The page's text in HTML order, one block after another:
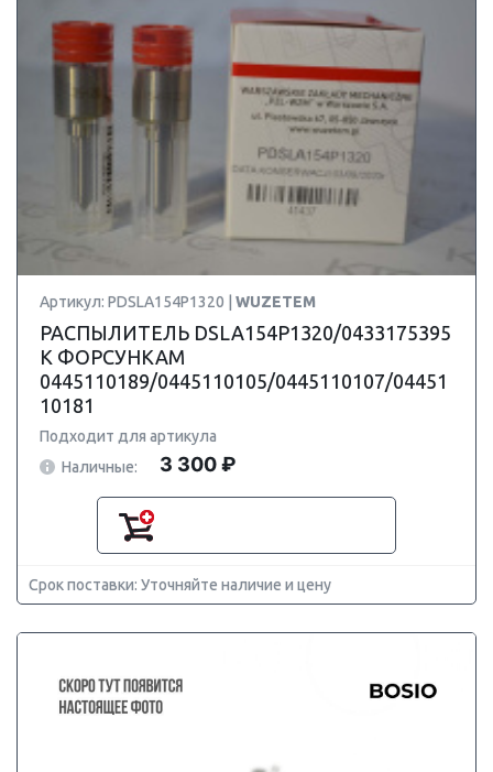
Артикул: PDSLA154P1320 | WUZETEM
РАСПЫЛИТЕЛЬ DSLA154P1320/0433175395
К ФОРСУНКАМ
0445110189/0445110105/0445110107/04451
10181
Подходит для артикула
Наличные:
3 300 ₽
Срок поставки: Уточняйте наличие и цену